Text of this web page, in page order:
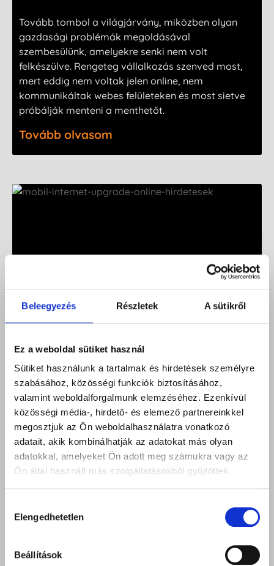
Beleegyezés Részletek A sütikről
Ez a weboldal sütiket használ
Sütiket használunk a tartalmak és hirdetések személyre
szabásához, közösségi funkciók biztosításához,
valamint weboldalforgalmunk elemzéséhez. Ezenkívül
közösségi média-, hirdető- és elemező partnereinkkel
megosztjuk az Ön weboldalhasználatra vonatkozó
adatait, akik kombinálhatják az adatokat más olyan
adatokkal, amelyeket Ön adott meg számukra vagy az
Ön által használt más szolgáltatásokból gyűjtöttek.
kiválasztása
Elengedhetetlen
Beállítások
Tovább tombol a világjárvány, miközben olyan
gazdasági problémák megoldásával
szembesülünk, amelyekre senki nem volt
felkészülve. Rengeteg vállalkozás szenved most,
mert eddig nem voltak jelen online, nem
kommunikáltak webes felületeken és most sietve
próbálják menteni a menthetőt.
Tovább olvasom
Online kommunikáció a COVID-19
idején 2. rész
A koronavírus továbbrobog, pusztítja a világot
mind az emberiség, mind gazdasági szinten. Olyan
változásokat élünk, amilyen eddig a
történelemben nem volt. Jelenleg a legjobb dolog,
amit tehetünk, az a felkészülés arra, hogy a ma
ismert piac átalakul.